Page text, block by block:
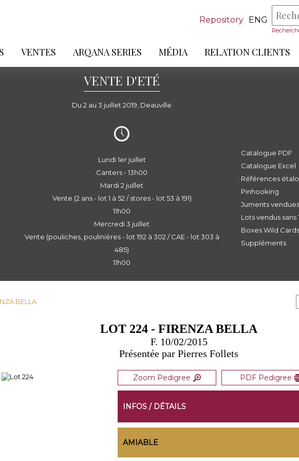
Repository ENG
VENTES ARQANA SERIES MÉDIA RELATION CLIENTS
VENTE D'ETÉ
Du 2 au 3 juillet 2019, Deauville
Lundi 1er juillet
Canters - 13h00
Mardi 2 juillet
Vente (2 ans - lot 1 à 52 / stores - lot 53 à 191)
11h00
Mercredi 3 juillet
Vente (pouliches, poulinières - lot 192 à 302 / CAE - lot 303 à
485)
11h00
Catalogue PDF
Catalogue Excel
Références
Pinhooking
Juments
Lots vendus sans
Boxes Wild
Suppléments
BELLA
LOT 224 - FIRENZA BELLA
F. 10/02/2015
Présentée par Pierres Follets
Zoom Pedigree PDF Pedigree
INFOS / DÉTAILS
AMIABLE